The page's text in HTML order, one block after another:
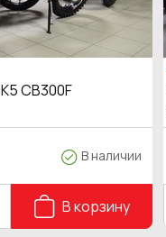
CB300F
В наличии
В корзину